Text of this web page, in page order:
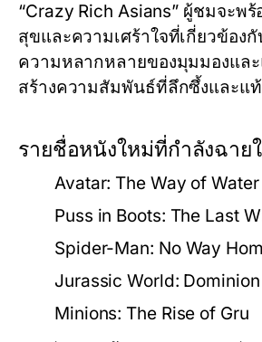
“Crazy Rich Asians” ผู้ชมจะพ
สุขและความเศร้าใจที่เกี่ยวข้อง
ความหลากหลายของมุมมองแล
สร้างความสัมพันธ์ที่ลึกซึ้งและแท้
รายชื่อหนังใหม่ที่กำลังฉาย
Avatar: The Way of Water
Puss in Boots: The Last
Spider-Man: No Way
Jurassic World: Dominion
Minions: The Rise of Gru